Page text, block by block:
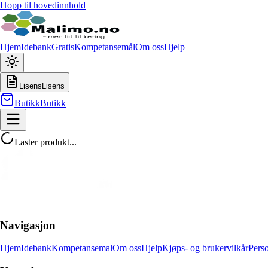
Hopp til hovedinnhold
HjemIdebankGratisKompetansemålOm ossHjelp
Lisens Lisens
ButikkButikk
Laster produkt...
Navigasjon
HjemIdebankKompetansemalOm ossHjelpKjøps- og brukervilkår